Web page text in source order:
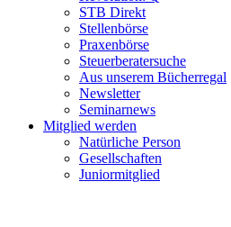
STB Direkt
Stellenbörse
Praxenbörse
Steuerberatersuche
Aus unserem Bücherregal
Newsletter
Seminarnews
Mitglied werden
Natürliche Person
Gesellschaften
Juniormitglied